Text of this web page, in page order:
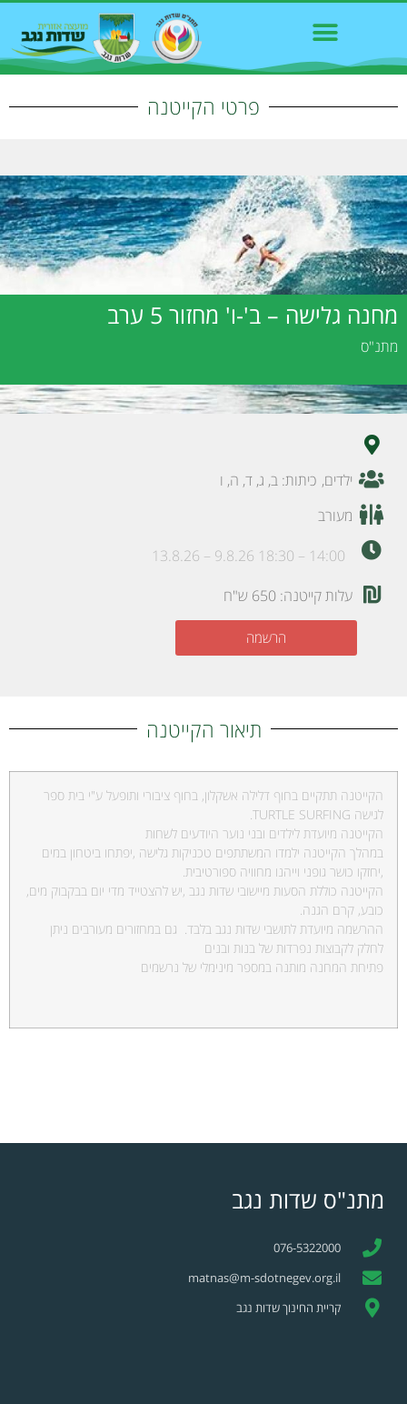
פרטי הקייטנה
מחנה גלישה – ב'-ו' מחזור 5 ערב
מתנ"ס
ילדים, כיתות: ב, ג, ד, ה, ו
מעורב
14:00 – 18:30 9.8.26 – 13.8.26
עלות קייטנה: 650 ש"ח
הרשמה
תיאור הקייטנה
הקייטנה תתקיים בחוף דלילה אשקלון, בחוף ציבורי ותופעל ע"י בית ספר
לגישה TURTLE SURFING.
הקייטנה מיועדת לילדים ובני נוער היודעים לשחות
במהלך הקייטנה ילמדו המשתתפים טכניקות גלישה ,יפתחו ביטחון במים
,יחזקו כושר גופני וייהנו מחוויה ספורטיבית.
הקייטנה כוללת הסעות מיישובי שדות נגב ,יש להצטייד מדי יום בבקבוק מים,
כובע, קרם הגנה.
ההרשמה מיועדת לתושבי שדות נגב בלבד. גם במחזורים מעורבים ניתן
לחלק לקבוצות נפרדות של בנות ובנים
פתיחת המחנה מותנה במספר מינימלי של נרשמים
מתנ"ס שדות נגב
076-5322000
matnas@m-sdotnegev.org.il
קריית החינוך שדות נגב